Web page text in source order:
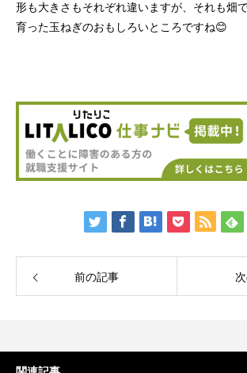
形も大きさもそれぞれ違いますが、それも畑
育った玉ねぎのおもしろいところですね😊
前の記事